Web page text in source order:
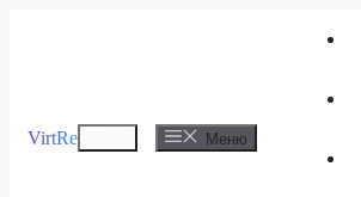
VirtRe Меню Меню